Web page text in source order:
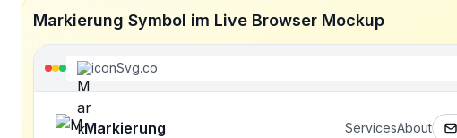
Markierung Symbol im Live Browser Mockup
iconSvg.co
Markierung ServicesAbout